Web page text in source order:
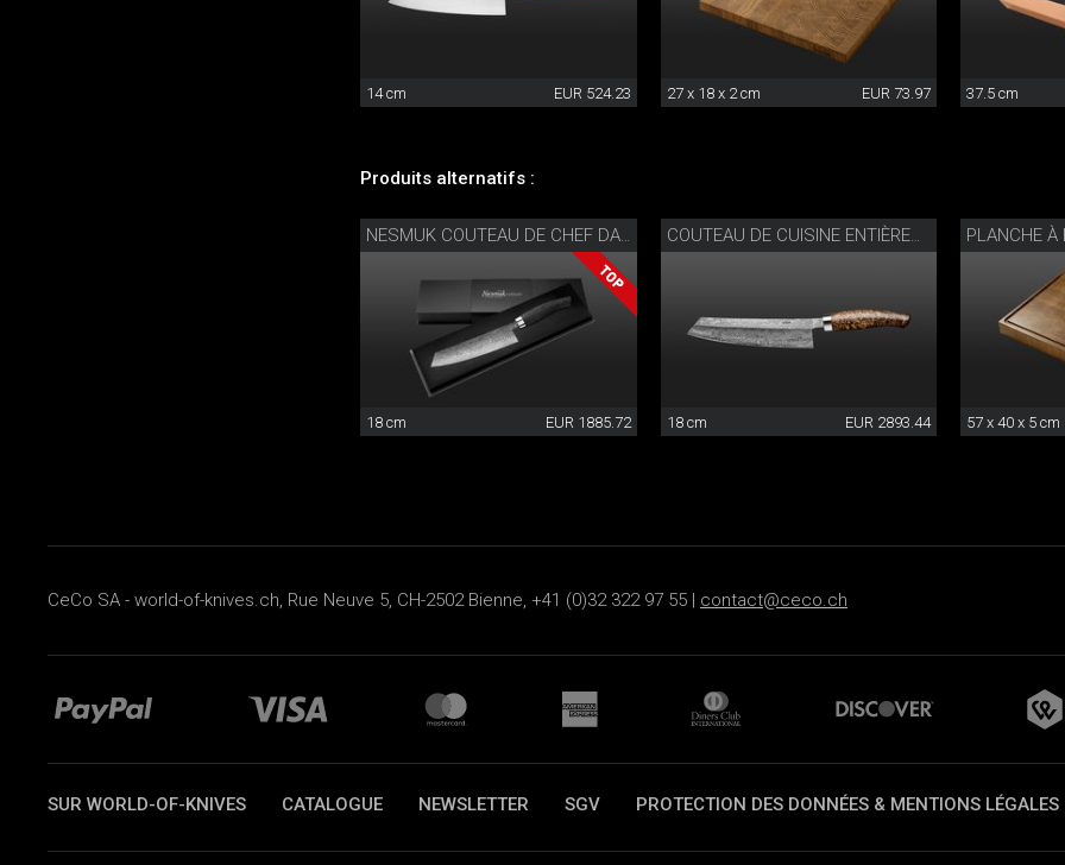
14 cm EUR 524.23 27 x 18 x 2 cm EUR 73.97 37.5 cm
Produits alternatifs :
NESMUK COUTEAU DE CHEF DAMAS ENTIER
18 cm EUR 1885.72
COUTEAU DE CUISINE ENTIÈREMENT EN DAMAS
18 cm EUR 2893.44
PLANCHE À
57 x 40 x 5 cm
CeCo SA - world-of-knives.ch, Rue Neuve 5, CH-2502 Bienne, +41 (0)32 322 97 55 | contact@ceco.ch
SUR WORLD-OF-KNIVES CATALOGUE NEWSLETTER SGV PROTECTION DES DONNÉES & MENTIONS LÉGALES